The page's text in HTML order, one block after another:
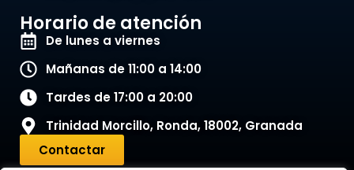
Horario de atención
De lunes a viernes
Mañanas de 11:00 a 14:00
Tardes de 17:00 a 20:00
Trinidad Morcillo, Ronda, 18002, Granada
Contactar